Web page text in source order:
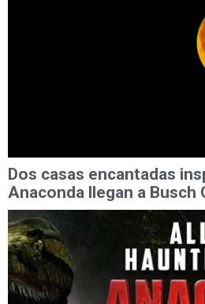
Dos casas encantadas
Anaconda llegan a Busch